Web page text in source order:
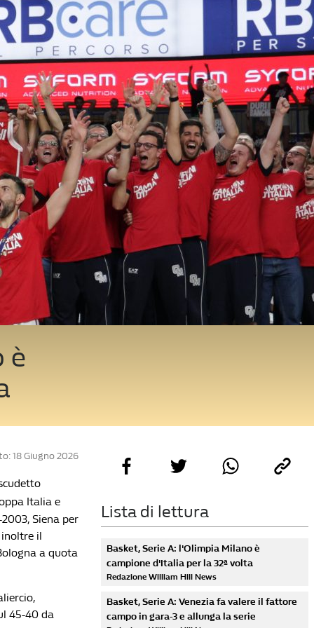
è
18 Giugno 2026
Italia e
Siena per
inoltre il
a quota
45-40 da
Lista di lettura
Basket, Serie A: l'Olimpia Milano è
campione d'Italia per la 32ª volta
Redazione William Hill News
Basket, Serie A: Venezia fa valere il fattore
campo in gara-3 e allunga la serie